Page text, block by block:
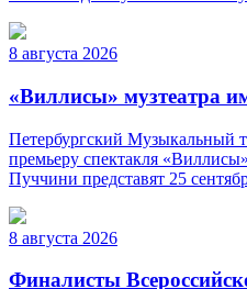
8 августа 2026
«Виллисы» музтеатра
Петербургский Музыкальный
премьеру спектакля
Пуччини представят 25
8 августа 2026
Финалисты